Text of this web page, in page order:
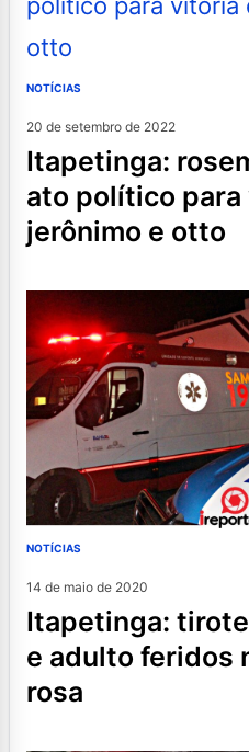
NOTÍCIAS
20 de setembro de 2022
itapetinga: rosemberg convoca
ato político
jerônimo e otto
NOTÍCIAS
14 de maio de 2020
itapetinga: tiroteio deixa criança
e adulto feridos
rosa